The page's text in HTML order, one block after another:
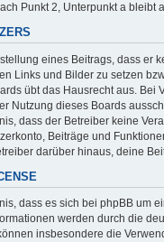
Punkt 2, Unterpunkt a
eines Beitrags, dass er
Links und Bilder zu setzen
übt das Hausrecht aus.
Nutzung dieses Boards
dass der Betreiber keine
Beiträge und
darüber hinaus, deine
dass es sich bei phpBB um
werden durch die
insbesondere die